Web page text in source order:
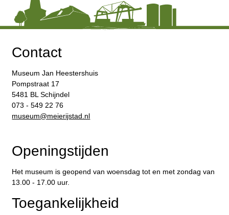
Contact
Museum Jan Heestershuis
Pompstraat 17
5481 BL Schijndel
073 - 549 22 76
​museum@meierijstad.nl
Openingstijden
Het museum is geopend van woensdag tot en met zondag van
13.00 - 17.00 uur.
Toegankelijkheid